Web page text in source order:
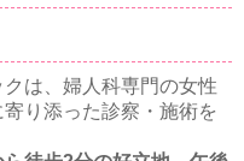
は、婦人科専門の女性
り添った診察・施術を